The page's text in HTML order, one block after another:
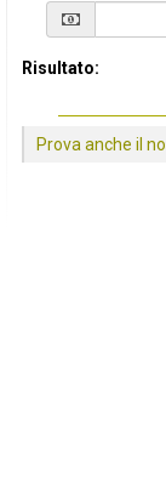
Risultato:
Prova anche il